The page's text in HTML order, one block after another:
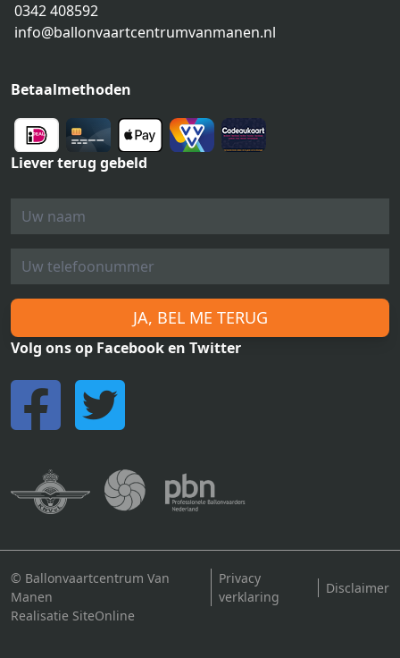
0342 408592
info@ballonvaartcentrumvanmanen.nl
Betaalmethoden
Liever terug gebeld
JA, BEL ME TERUG
Volg ons op Facebook en Twitter
© Ballonvaartcentrum Van
Manen
Privacy
verklaring
Disclaimer
Realisatie SiteOnline